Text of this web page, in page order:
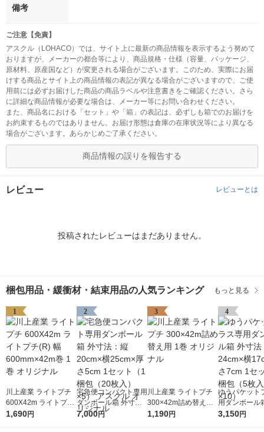
備考
ご注意【免責】
アスクル（LOHACO）では、サイト上に最新の商品情報を表示するよう努めて
おりますが、メーカーの都合等により、商品規格・仕様（容量、パッケージ、
原材料、原産国など）が変更される場合がございます。このため、実際にお届
けする商品とサイト上の商品情報の表記が異なる場合がございますので、ご使
用前には必ずお届けした商品の商品ラベルや注意書きをご確認ください。さら
に詳細な商品情報が必要な場合は、メーカー等にお問い合わせください。
また、商品名における「セット」や「箱」の表記は、必ずしも箱でのお届けを
お約束するものではありません。お届け形態は倉庫の在庫状況等により異なる
場合がございます。あらかじめご了承ください。
商品情報の誤りを報告する
レビュー レビューとは
投稿されたレビューはまだありません。
梱包用品・緩衝材・結束用品の人気ランキング もっと見る
1
川上産業 ライトプチ
600X42m ライトプチ
(R) 幅600mm×42m巻
1,690円
2
宅急便コンパクト専用
ダンボール箱 外寸
法：縦20cm×横25cm
7,000円
3
川上産業 ライトプチ
300×42m詰め替え用
1巻 オリジナル
1,190円
4
ゆうパケット
用ダンボール
法：縦24cm×
3,150円